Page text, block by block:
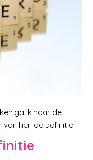
ga ik naar de
van hen de definitie